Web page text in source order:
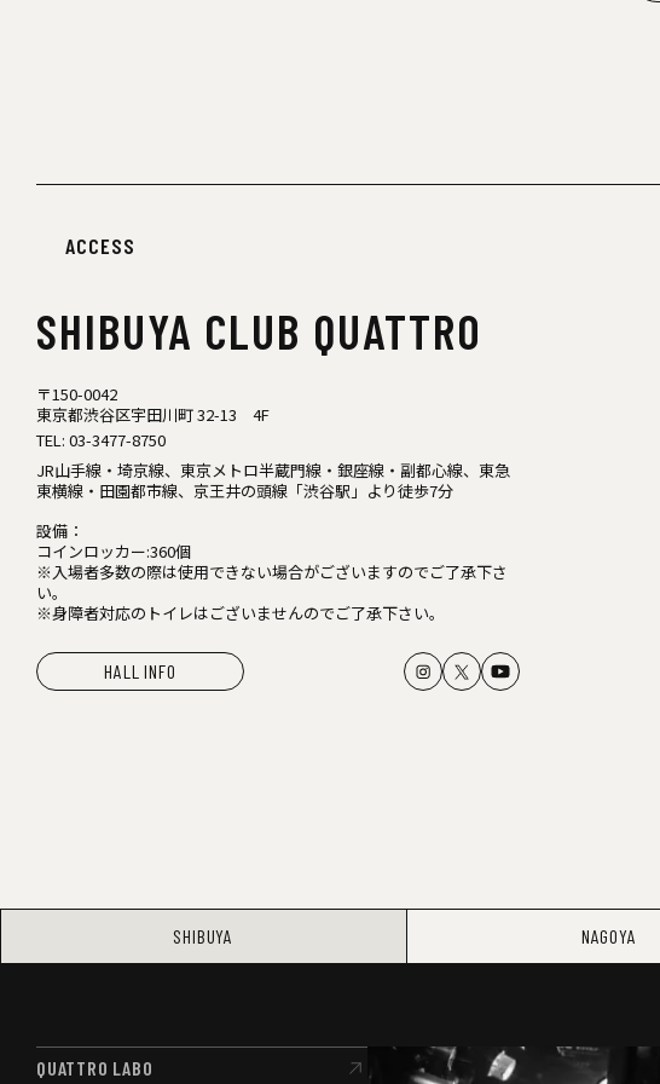
ACCESS
SHIBUYA CLUB QUATTRO
〒150-0042
東京都渋谷区宇田川町 32-13 4F
TEL: 03-3477-8750
JR山手線・埼京線、東京メトロ半蔵門線・銀座線・副都心線、東急
東横線・田園都市線、京王井の頭線「渋谷駅」より徒歩7分
設備：
コインロッカー:360個
※入場者多数の際は使用できない場合がございますのでご了承下さ
い。
※身障者対応のトイレはございませんのでご了承下さい。
HALL INFO
SHIBUYA NAGOYA
QUATTRO LABO